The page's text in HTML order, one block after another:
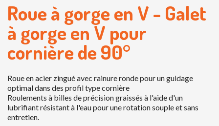
Roue à gorge en V - Galet
à gorge en V pour
cornière de 90°
Roue en acier zingué avec rainure ronde pour un guidage
optimal dans des profil type cornière
Roulements à billes de précision graissés à l'aide d'un
lubrifiant résistant à l'eau pour une rotation souple et sans
entretien.